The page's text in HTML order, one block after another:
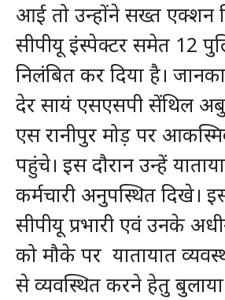
आई तो उन्होंने सख्त एक्शन
सीपीयू इंस्पेक्टर समेत 12
निलंबित कर दिया है।
देर सायं एसएसपी सेंथिल
एस रानीपुर मोड़ पर
पहुंचे। इस दौरान उन्हें
कर्मचारी अनुपस्थित दिखे।
सीपीयू प्रभारी एवं उनके
को मौके पर यातायात
से व्यवस्थित करने हेतु बुलाया